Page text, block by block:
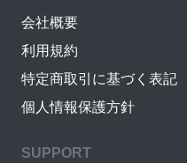
会社概要
利用規約
特定商取引に基づく表記
個人情報保護方針
SUPPORT